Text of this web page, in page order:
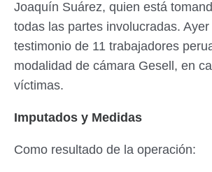
Joaquín Suárez, quien está
todas las partes involucradas.
testimonio de 11 trabajadores
modalidad de cámara Gesell, en
víctimas.
Imputados y Medidas
Como resultado de la operación: